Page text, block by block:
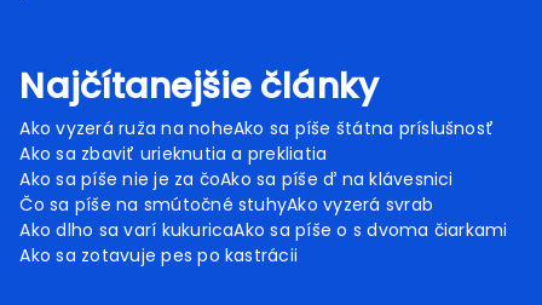
Najčítanejšie články
Ako vyzerá ruža na noheAko sa píše štátna príslušnosť
Ako sa zbaviť urieknutia a prekliatia
Ako sa píše nie je za čoAko sa píše ď na klávesnici
Čo sa píše na smútočné stuhyAko vyzerá svrab
Ako dlho sa varí kukuricaAko sa píše o s dvoma čiarkami
Ako sa zotavuje pes po kastrácii